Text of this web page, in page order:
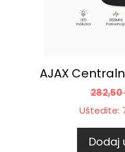
AJAX
282,50
Uštedite:
Dodaj